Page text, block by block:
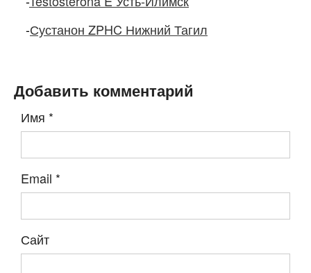
-Сустанон ZPHC Нижний Тагил
Добавить комментарий
Имя *
Email *
Сайт